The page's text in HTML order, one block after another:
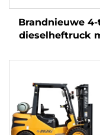
Brandnieuwe 4-
dieselheftruck
Japanse ISUZU-